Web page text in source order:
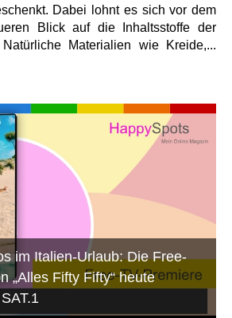
Dabei lohnt es sich vor dem
Blick auf die Inhaltsstoffe der
Materialien wie Kreide,...
im Italien-Urlaub: Die Free-
„Alles Fifty Fifty“ heute